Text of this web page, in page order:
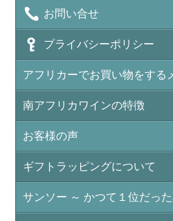
お問い合せ
プライバシーポリシー
アフリカーでお買い物をする
南アフリカワインの特徴
お客様の声
ギフトラッピングについて
サンソー ～ かつて１位だっ